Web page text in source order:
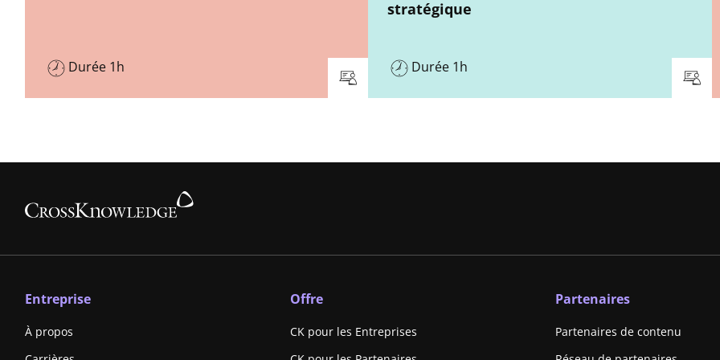
Durée 1h
stratégique
Durée 1h
Entreprise
À propos
Offre
CK pour les Entreprises
Partenaires
Partenaires de contenu